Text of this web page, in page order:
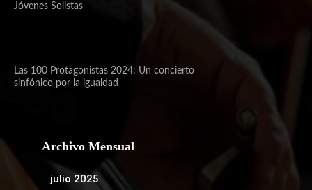
Jóvenes Solistas
Las 100 Protagonistas 2024: Un concierto
sinfónico por la igualdad
Archivo Mensual
julio 2025